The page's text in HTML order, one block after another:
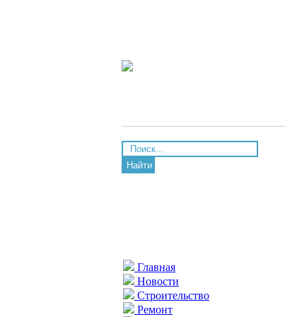
Найти
Главная
Новости
Строительство
Ремонт